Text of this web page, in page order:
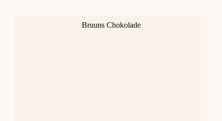
Bruuns Chokolade